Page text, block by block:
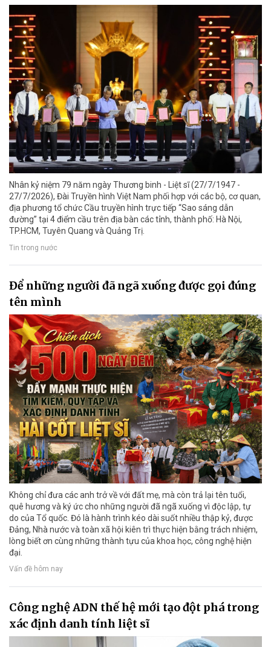
Nhân kỷ niệm 79 năm ngày Thương binh - Liệt sĩ (27/7/1947 -
27/7/2026), Đài Truyền hình Việt Nam phối hợp với các bộ, cơ quan,
địa phương tổ chức Cầu truyền hình trực tiếp “Sao sáng dẫn
đường” tại 4 điểm cầu trên địa bàn các tỉnh, thành phố: Hà Nội,
TP.HCM, Tuyên Quang và Quảng Trị.
Tin trong nước
Để những người đã ngã xuống được gọi đúng
tên mình
Không chỉ đưa các anh trở về với đất mẹ, mà còn trả lại tên tuổi,
quê hương và ký ức cho những người đã ngã xuống vì độc lập, tự
do của Tổ quốc. Đó là hành trình kéo dài suốt nhiều thập kỷ, được
Đảng, Nhà nước và toàn xã hội kiên trì thực hiện bằng trách nhiệm,
lòng biết ơn cùng những thành tựu của khoa học, công nghệ hiện
đại.
Vấn đề hôm nay
Công nghệ ADN thế hệ mới tạo đột phá trong
xác định danh tính liệt sĩ